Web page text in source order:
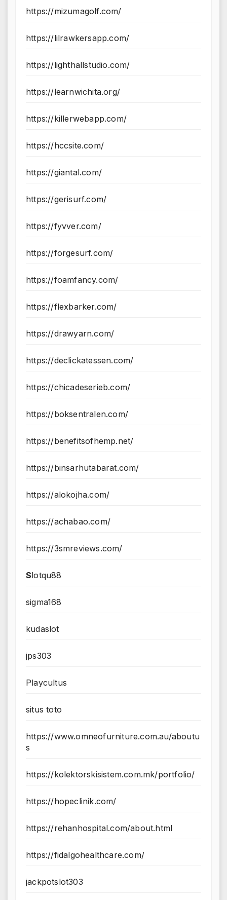
https://mizumagolf.com/
https://lilrawkersapp.com/
https://lighthallstudio.com/
https://learnwichita.org/
https://killerwebapp.com/
https://hccsite.com/
https://giantal.com/
https://gerisurf.com/
https://fyvver.com/
https://forgesurf.com/
https://foamfancy.com/
https://flexbarker.com/
https://drawyarn.com/
https://declickatessen.com/
https://chicadeserieb.com/
https://boksentralen.com/
https://benefitsofhemp.net/
https://binsarhutabarat.com/
https://alokojha.com/
https://achabao.com/
https://3smreviews.com/
Slotqu88
sigma168
kudaslot
jps303
Playcultus
situs toto
https://www.omneofurniture.com.au/aboutu
s
https://kolektorskisistem.com.mk/portfolio/
https://hopeclinik.com/
https://rehanhospital.com/about.html
https://fidalgohealthcare.com/
jackpotslot303